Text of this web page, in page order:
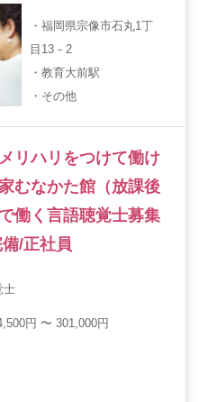
絡先一覧
報保護方針
当者様へ サイトマップ
・福岡県宗像市石丸1丁
目13－2
・教育大前駅
・その他
リハリをつけて働け
むなかた館（放課後
働く言語聴覚士募集
/正社員
士
円 〜 301,000円